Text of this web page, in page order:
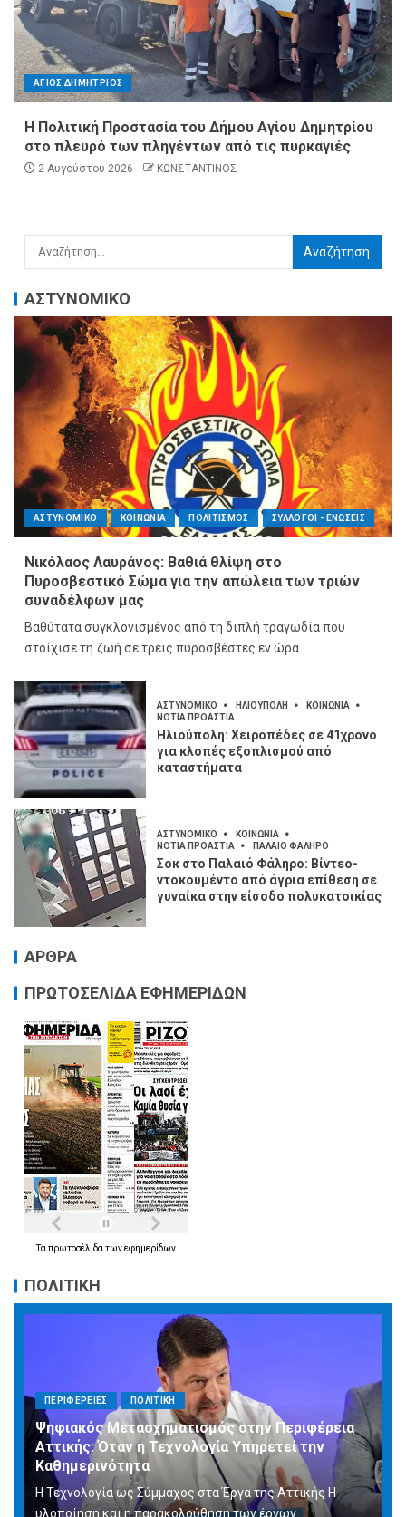
ΑΓΙΟΣ ΔΗΜΗΤΡΙΟΣ
Η Πολιτική Προστασία του Δήμου Αγίου Δημητρίου
στο πλευρό των πληγέντων από τις πυρκαγιές
2 Αυγούστου 2026 ΚΩΝΣΤΑΝΤΙΝΟΣ
ΑΣΤΥΝΟΜΙΚΟ
ΑΣΤΥΝΟΜΙΚΟ ΚΟΙΝΩΝΙΑ ΠΟΛΙΤΙΣΜΟΣ ΣΥΛΛΟΓΟΙ - ΕΝΩΣΕΙΣ
Νικόλαος Λαυράνος: Βαθιά θλίψη στο
Πυροσβεστικό Σώμα για την απώλεια των τριών
συναδέλφων μας
Βαθύτατα συγκλονισμένος από τη διπλή τραγωδία που
στοίχισε τη ζωή σε τρεις πυροσβέστες εν ώρα...
ΑΣΤΥΝΟΜΙΚΟ ΗΛΙΟΥΠΟΛΗ
ΚΟΙΝΩΝΙΑ
ΝΟΤΙΑ ΠΡΟΑΣΤΙΑ
Ηλιούπολη: Χειροπέδες σε 41χρονο
για κλοπές εξοπλισμού από
καταστήματα
ΑΣΤΥΝΟΜΙΚΟ
ΚΟΙΝΩΝΙΑ
ΝΟΤΙΑ ΠΡΟΑΣΤΙΑ
ΠΑΛΑΙΟ ΦΑΛΗΡΟ
Σοκ στο Παλαιό Φάληρο: Βίντεο-
ντοκουμέντο από άγρια επίθεση σε
γυναίκα στην είσοδο πολυκατοικίας
ΑΡΘΡΑ
ΠΡΩΤΟΣΕΛΙΔΑ ΕΦΗΜΕΡΙΔΩΝ
Τα πρωτοσέλιδα τωνεφημερίδων
ΠΟΛΙΤΙΚΗ
ΠΕΡΙΦΕΡΕΙΕΣ ΠΟΛΙΤΙΚΗ
Ψηφιακός Μετασχηματισμός στην Περιφέρεια
Αττικής: Όταν η Τεχνολογία Υπηρετεί την
Καθημερινότητα
Η Τεχνολογία ως Σύμμαχος στα Έργα της Αττικής Η
υλοποίηση και η παρακολούθηση των έργων...